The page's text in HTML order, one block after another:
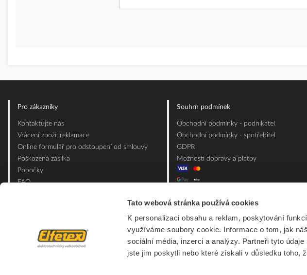
Tato webová stránka používá cookies
K personalizaci obsahu a reklam, poskytování
využíváme soubory cookie. Informace o tom, jak
sociální média, inzerci a analýzy. Partneři tyto
jste jim poskytli nebo které získali v důsledku toho,
Pro zákazníky
Kontaktujte nás
Vrácení zboží, reklamace
Online formulář pro odstoupení od smlouvy
Poškozená zásilka
Pobočky
FAQ
Souhrn podmínek
Obchodní podmínky - podnikatel
Obchodní podmínky - spotřebitel
GDPR
Možnosti dopravy a platby